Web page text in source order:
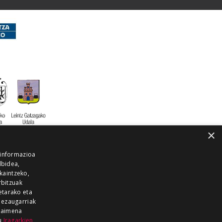
×
eta
Iragarkien